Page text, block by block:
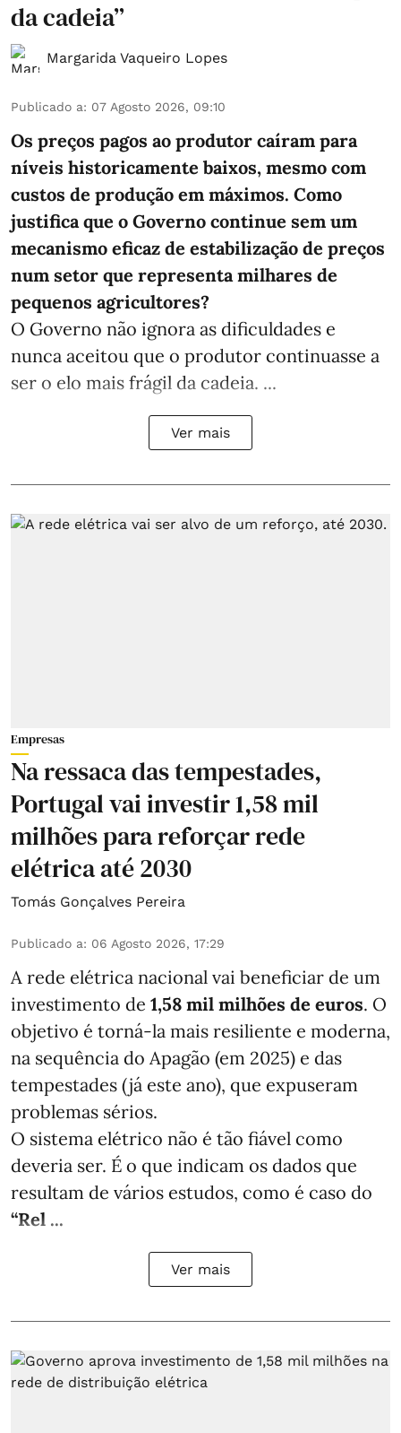
da cadeia”
Margarida Vaqueiro Lopes
Publicado a: 07 Agosto 2026, 09:10
Os preços pagos ao produtor caíram para
níveis historicamente baixos, mesmo com
custos de produção em máximos. Como
justifica que o Governo continue sem um
mecanismo eficaz de estabilização de preços
num setor que representa milhares de
pequenos agricultores?
O Governo não ignora as dificuldades e
nunca aceitou que o produtor continuasse a
ser o elo mais frágil da cadeia. ...
Ver mais
Empresas
Na ressaca das tempestades,
Portugal vai investir 1,58 mil
milhões para reforçar rede
elétrica até 2030
Tomás Gonçalves Pereira
Publicado a: 06 Agosto 2026, 17:29
A rede elétrica nacional vai beneficiar de um
investimento de 1,58 mil milhões de euros. O
objetivo é torná-la mais resiliente e moderna,
na sequência do Apagão (em 2025) e das
tempestades (já este ano), que expuseram
problemas sérios.
O sistema elétrico não é tão fiável como
deveria ser. É o que indicam os dados que
resultam de vários estudos, como é caso do
“Rel ...
Ver mais